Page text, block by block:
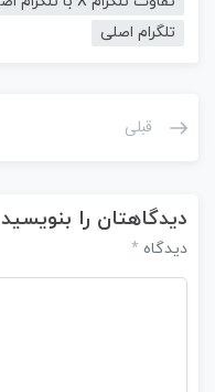
تلگرام اصلی
قبلی
دیدگاهتان را بنویسید
دیدگاه *